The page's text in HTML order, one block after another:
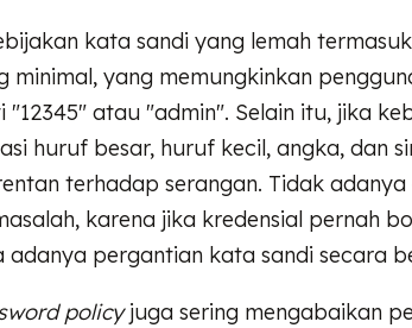
kata sandi yang lemah
minimal, yang memungkinkan
"12345" atau "admin". Selain itu, jika
huruf besar, huruf kecil, angka, dan
terhadap serangan. Tidak
karena jika kredensial pernah
pergantian kata sandi secara
policyjuga sering mengabaikan